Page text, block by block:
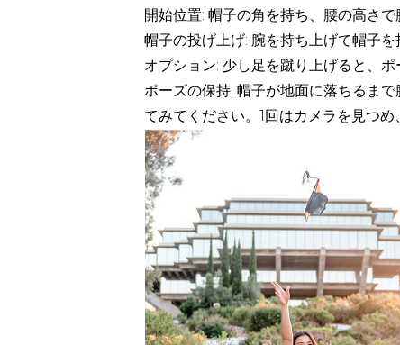
開始位置: 帽子の角を持ち、腰の高さで
帽子の投げ上げ: 腕を持ち上げて帽子
オプション: 少し足を蹴り上げると、ポ
ポーズの保持: 帽子が地面に落ちるま
てみてください。1回はカメラを見つめ